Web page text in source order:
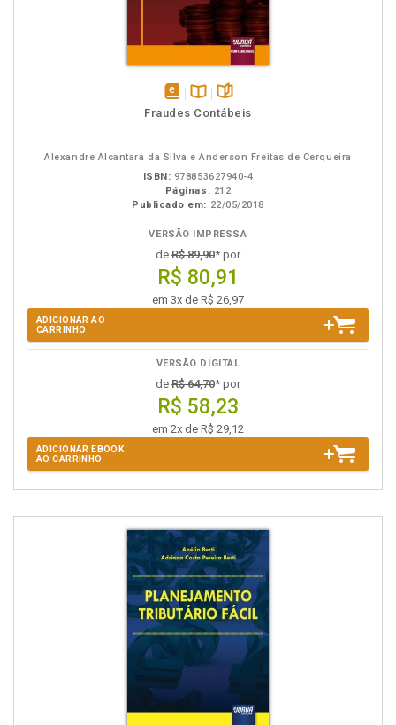
disponível
Disponível
páginas
Fraudes Contábeis
Alexandre Alcantara da Silva e Anderson Freitas de Cerqueira
ISBN: 978853627940-4
Páginas: 212
Publicado em: 22/05/2018
VERSÃO IMPRESSA
de R$ 89,90* por
R$ 80,91
em 3x de R$ 26,97
ADICIONAR AO
CARRINHO
VERSÃO DIGITAL
de R$ 64,70* por
R$ 58,23
em 2x de R$ 29,12
ADICIONAR EBOOK
AO CARRINHO